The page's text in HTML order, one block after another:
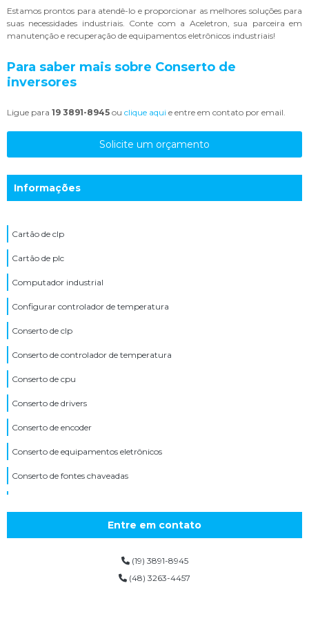
Estamos prontos para atendê-lo e proporcionar as melhores soluções para
suas necessidades industriais. Conte com a Aceletron, sua parceira em
manutenção e recuperação de equipamentos eletrônicos industriais!
Para saber mais sobre Conserto de
inversores
Ligue para 19 3891-8945 ou clique aqui e entre em contato por email.
Solicite um orçamento
Informações
Cartão de clp
Cartão de plc
Computador industrial
Configurar controlador de temperatura
Conserto de clp
Conserto de controlador de temperatura
Conserto de cpu
Conserto de drivers
Conserto de encoder
Conserto de equipamentos eletrônicos
Conserto de fontes chaveadas
Conserto de inversor de tensão
Conserto de inversores de frequência
Entre em contato
(19) 3891-8945
(48) 3263-4457